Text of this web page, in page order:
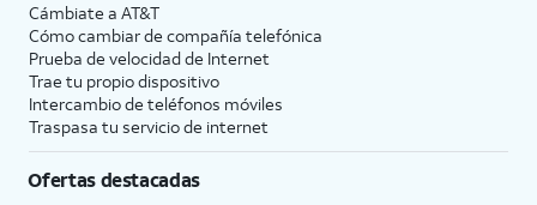
Cámbiate a AT&T
Cómo cambiar de compañía telefónica
Prueba de velocidad de Internet
Trae tu propio dispositivo
Intercambio de teléfonos móviles
Traspasa tu servicio de internet
Ofertas destacadas